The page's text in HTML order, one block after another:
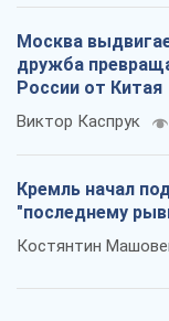
Москва
дружба
России от Китая
Виктор Каспрук
Кремль начал
"последнему
Костянтин